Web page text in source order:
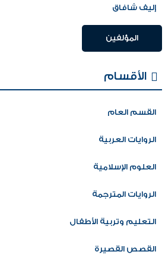
إليف شافاق
المؤلفين
الأقسام
القسم العام
الروايات العربية
العلوم الإسلامية
الروايات المترجمة
التعليم وتربية الأطفال
القصص القصيرة